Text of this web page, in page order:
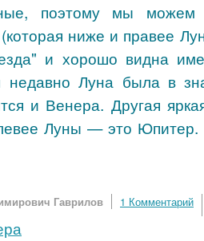
поэтому мы можем
ниже и правее
и хорошо видна
недавно Луна была в
и Венера. Другая
Луны — это Юпитер.
Гаврилов 1 Комментарий